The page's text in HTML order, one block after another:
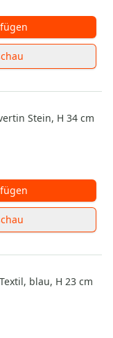
Stein, H 34 cm
blau, H 23 cm